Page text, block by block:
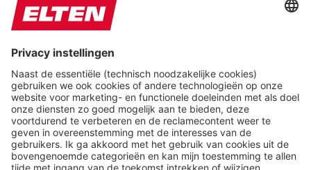
READ PAGE MUTE SOUNDS STOP ANIMATIONS
Reset Settings